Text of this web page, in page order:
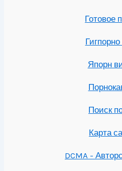
Готовое
Гигпорно
Япорн
Поиск
Карта
DCMA -